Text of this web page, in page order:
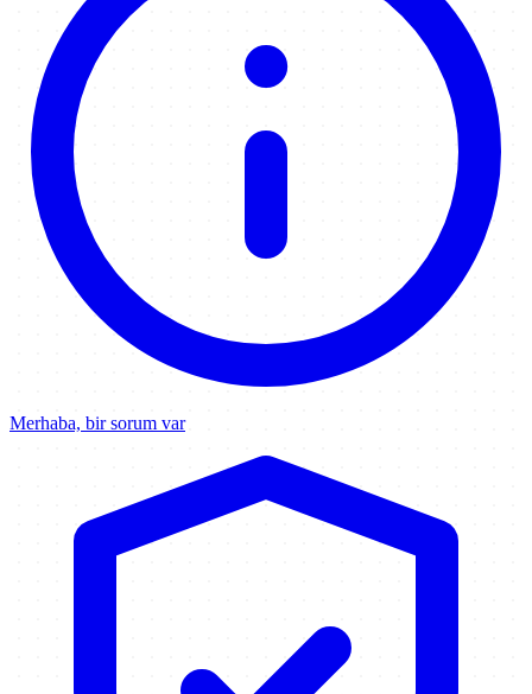
Merhaba, bir sorum var